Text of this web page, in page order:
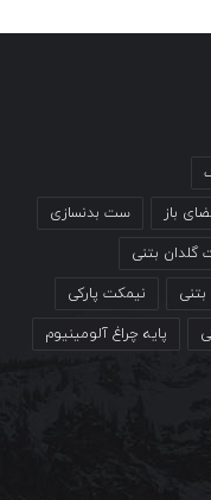
باز ست بدنسازی
گلدان بتنی
نیمکت پارکی
پایه چراغ آلومینیوم